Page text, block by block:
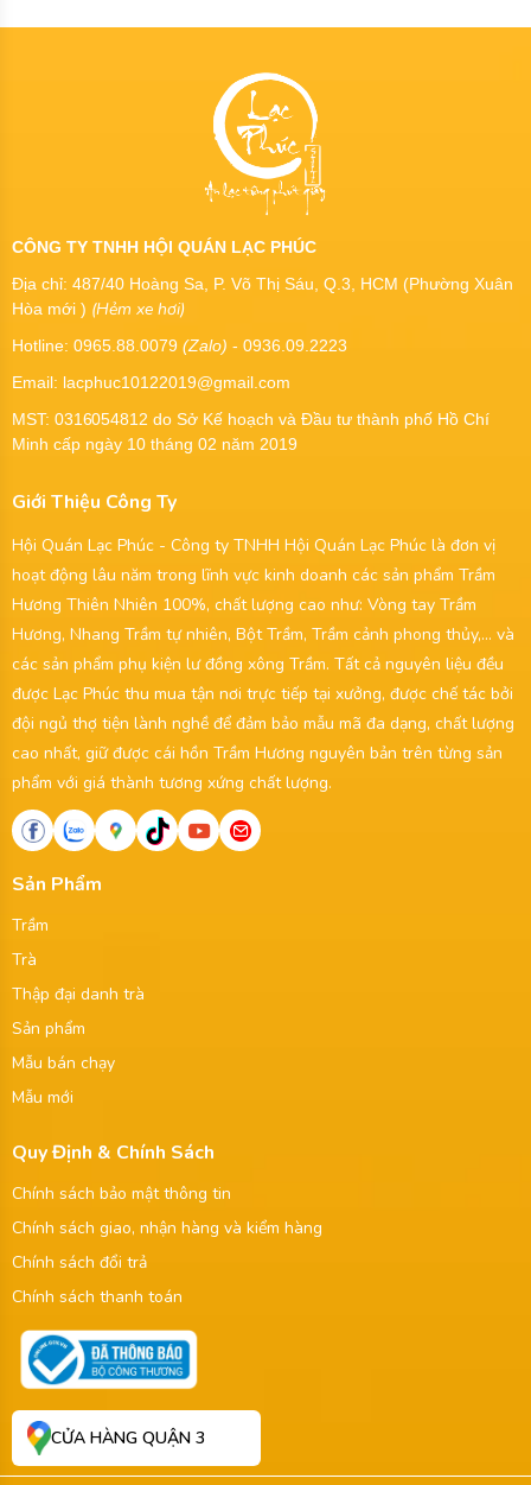
CÔNG TY TNHH HỘI QUÁN LẠC PHÚC
Địa chỉ: 487/40 Hoàng Sa, P. Võ Thị Sáu, Q.3, HCM (Phường Xuân
Hòa mới ) (Hẻm xe hơi)
Hotline: 0965.88.0079 (Zalo) - 0936.09.2223
Email: lacphuc10122019@gmail.com
MST: 0316054812 do Sở Kế hoạch và Đầu tư thành phố Hồ Chí
Minh cấp ngày 10 tháng 02 năm 2019
Giới Thiệu Công Ty
Hội Quán Lạc Phúc - Công ty TNHH Hội Quán Lạc Phúc là đơn vị
hoạt động lâu năm trong lĩnh vực kinh doanh các sản phẩm Trầm
Hương Thiên Nhiên 100%, chất lượng cao như: Vòng tay Trầm
Hương, Nhang Trầm tự nhiên, Bột Trầm, Trầm cảnh phong thủy,... và
các sản phẩm phụ kiện lư đồng xông Trầm. Tất cả nguyên liệu đều
được Lạc Phúc thu mua tận nơi trực tiếp tại xưởng, được chế tác bởi
đội ngủ thợ tiện lành nghề để đảm bảo mẫu mã đa dạng, chất lượng
cao nhất, giữ được cái hồn Trầm Hương nguyên bản trên từng sản
phẩm với giá thành tương xứng chất lượng.
Sản Phẩm
Trầm
Trà
Thập đại danh trà
Sản phẩm
Mẫu bán chạy
Mẫu mới
Quy Định & Chính Sách
Chính sách bảo mật thông tin
Chính sách giao, nhận hàng và kiểm hàng
Chính sách đổi trả
Chính sách thanh toán
CỬA HÀNG QUẬN 3